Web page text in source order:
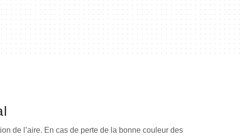
de l’aire. En cas de perte de la bonne couleur des